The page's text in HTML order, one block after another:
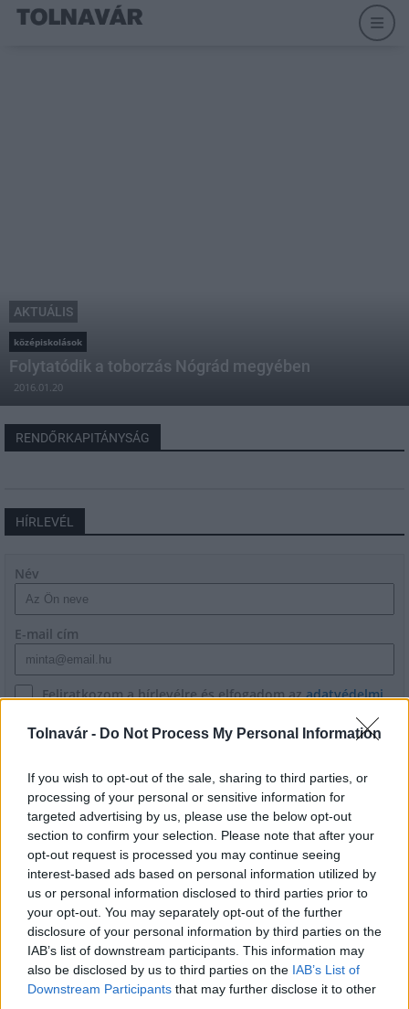
Tolnavár - Do Not Process My Personal Information
If you wish to opt-out of the sale, sharing to third parties, or
processing of your personal or sensitive information for
targeted advertising by us, please use the below opt-out
section to confirm your selection. Please note that after your
opt-out request is processed you may continue seeing
interest-based ads based on personal information utilized by
us or personal information disclosed to third parties prior to
your opt-out. You may separately opt-out of the further
disclosure of your personal information by third parties on the
IAB’s list of downstream participants. This information may
also be disclosed by us to third parties on the IAB’s List of
Downstream Participants that may further disclose it to other
AKTUÁLIS
középiskolások
Folytatódik a toborzás Nógrád megyében
2016.01.20
RENDŐRKAPITÁNYSÁG
HÍRLEVÉL
Név
E-mail cím
Feliratkozom a hírlevélre és elfogadom azadatvédelmi
LEGFRISSEBB
Országos hírek
MEGÉRKEZETT AZ ESŐ A DUNA VÍZGYŰJTŐJÉRE
Országos hírek oktatás továbbképzés
Kecskeméten is szakirányú